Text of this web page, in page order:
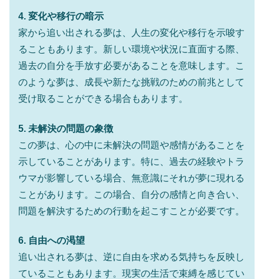
4. 変化や移行の暗示
家から追い出される夢は、人生の変化や移行を示唆す
ることもあります。新しい環境や状況に直面する際、
過去の自分を手放す必要があることを意味します。こ
のような夢は、成長や新たな挑戦のための前兆として
受け取ることができる場合もあります。
5. 未解決の問題の象徴
この夢は、心の中に未解決の問題や感情があることを
示していることがあります。特に、過去の経験やトラ
ウマが影響している場合、無意識にそれが夢に現れる
ことがあります。この場合、自分の感情と向き合い、
問題を解決するための行動を起こすことが必要です。
6. 自由への渇望
追い出される夢は、逆に自由を求める気持ちを反映し
ていることもあります。現実の生活で束縛を感じてい